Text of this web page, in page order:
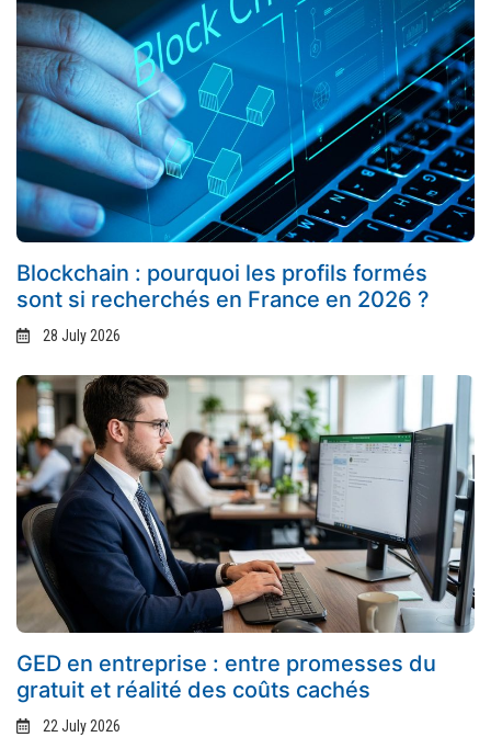
Blockchain : pourquoi les profils formés
sont si recherchés en France en 2026 ?
28 July 2026
GED en entreprise : entre promesses du
gratuit et réalité des coûts cachés
22 July 2026